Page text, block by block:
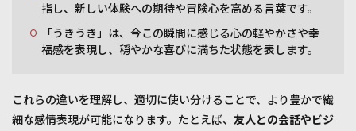
指し、新しい体験への期待や冒険心を高める言葉です。
「うきうき」は、今この瞬間に感じる心の軽やかさや幸
福感を表現し、穏やかな喜びに満ちた状態を表します。
これらの違いを理解し、適切に使い分けることで、より豊かで繊
細な感情表現が可能になります。たとえば、 友人との会話やビジ